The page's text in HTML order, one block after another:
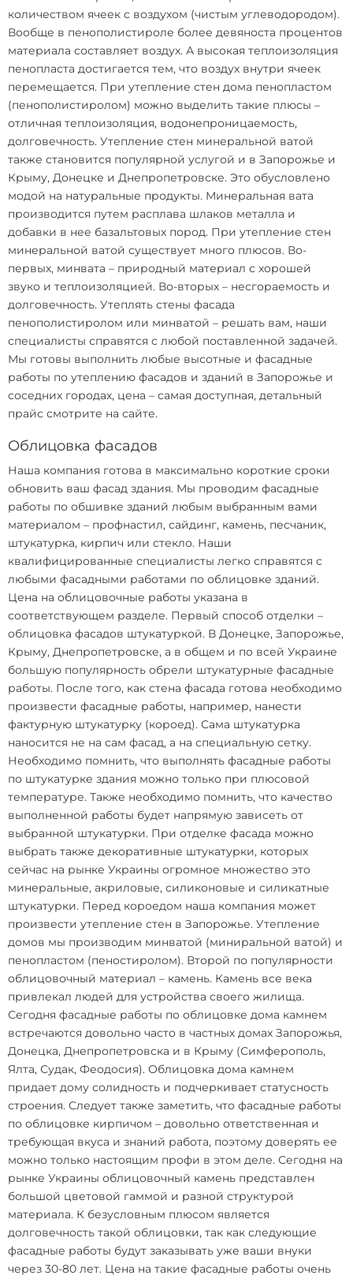
количеством ячеек с воздухом (чистым углеводородом).
Вообще в пенополистироле более девяноста процентов
материала составляет воздух. А высокая теплоизоляция
пенопласта достигается тем, что воздух внутри ячеек
перемещается. При утепление стен дома пенопластом
(пенополистиролом) можно выделить такие плюсы –
отличная теплоизоляция, водонепроницаемость,
долговечность. Утепление стен минеральной ватой
также становится популярной услугой и в Запорожье и
Крыму, Донецке и Днепропетровске. Это обусловлено
модой на натуральные продукты. Минеральная вата
производится путем расплава шлаков металла и
добавки в нее базальтовых пород. При утепление стен
минеральной ватой существует много плюсов. Во-
первых, минвата – природный материал с хорошей
звуко и теплоизоляцией. Во-вторых – несгораемость и
долговечность. Утеплять стены фасада
пенополистиролом или минватой – решать вам, наши
специалисты справятся с любой поставленной задачей.
Мы готовы выполнить любые высотные и фасадные
работы по утеплению фасадов и зданий в Запорожье и
соседних городах, цена – самая доступная, детальный
прайс смотрите на сайте.
Облицовка фасадов
Наша компания готова в максимально короткие сроки
обновить ваш фасад здания. Мы проводим фасадные
работы по обшивке зданий любым выбранным вами
материалом – профнастил, сайдинг, камень, песчаник,
штукатурка, кирпич или стекло. Наши
квалифицированные специалисты легко справятся с
любыми фасадными работами по облицовке зданий.
Цена на облицовочные работы указана в
соответствующем разделе. Первый способ отделки –
облицовка фасадов штукатуркой. В Донецке, Запорожье,
Крыму, Днепропетровске, а в общем и по всей Украине
большую популярность обрели штукатурные фасадные
работы. После того, как стена фасада готова необходимо
произвести фасадные работы, например, нанести
фактурную штукатурку (короед). Сама штукатурка
наносится не на сам фасад, а на специальную сетку.
Необходимо помнить, что выполнять фасадные работы
по штукатурке здания можно только при плюсовой
температуре. Также необходимо помнить, что качество
выполненной работы будет напрямую зависеть от
выбранной штукатурки. При отделке фасада можно
выбрать также декоративные штукатурки, которых
сейчас на рынке Украины огромное множество это
минеральные, акриловые, силиконовые и силикатные
штукатурки. Перед короедом наша компания может
произвести утепление стен в Запорожье. Утепление
домов мы производим минватой (миниральной ватой) и
пенопластом (пеностиролом). Второй по популярности
облицовочный материал – камень. Камень все века
привлекал людей для устройства своего жилища.
Сегодня фасадные работы по облицовке дома камнем
встречаются довольно часто в частных домах Запорожья,
Донецка, Днепропетровска и в Крыму (Симферополь,
Ялта, Судак, Феодосия). Облицовка дома камнем
придает дому солидность и подчеркивает статусность
строения. Следует также заметить, что фасадные работы
по облицовке кирпичом – довольно ответственная и
требующая вкуса и знаний работа, поэтому доверять ее
можно только настоящим профи в этом деле. Сегодня на
рынке Украины облицовочный камень представлен
большой цветовой гаммой и разной структурой
материала. К безусловным плюсом является
долговечность такой облицовки, так как следующие
фасадные работы будут заказывать уже ваши внуки
через 30-80 лет. Цена на такие фасадные работы очень